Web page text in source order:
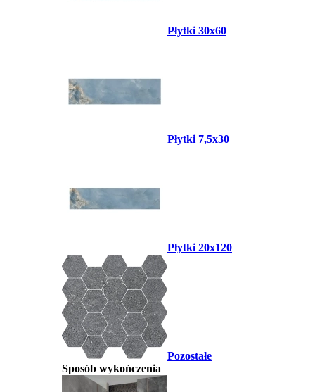
Płytki 30x60
Płytki 7,5x30
Płytki 20x120
Pozostałe
Sposób wykończenia